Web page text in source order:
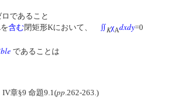
ロであること
含む閉矩形Kにおいて、 ∬KχAdxdy=0
であることは
IV章§9 命題9.1(pp.262-263.)